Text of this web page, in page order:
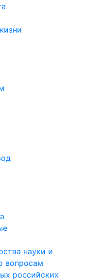
науки и
вопросам
российских